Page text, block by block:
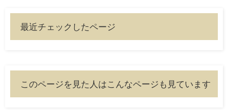
最近チェックしたページ
このページを見た人はこんなページも見ています